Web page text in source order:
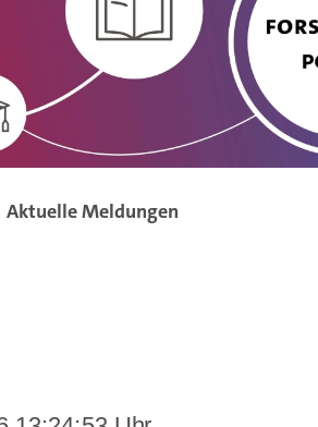
Aktuelle Meldungen